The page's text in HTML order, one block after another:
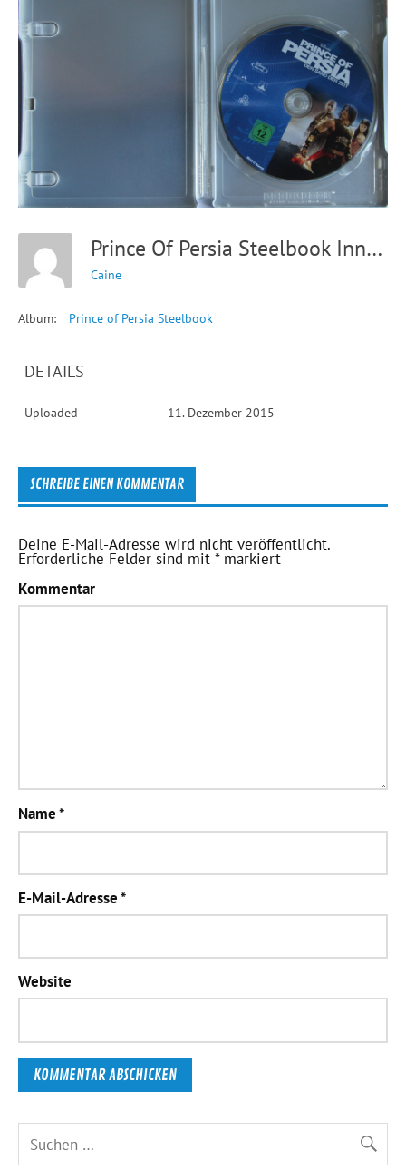
Prince Of Persia Steelbook Innen Mit Disk
Caine
Album: Prince of Persia Steelbook
DETAILS
Uploaded 11. Dezember 2015
SCHREIBE EINEN KOMMENTAR
Deine E-Mail-Adresse wird nicht veröffentlicht.
Erforderliche Felder sind mit*markiert
Kommentar
Name*
E-Mail-Adresse*
Website